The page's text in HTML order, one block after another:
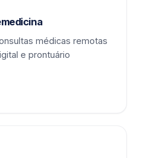
médicas remotas
e prontuário